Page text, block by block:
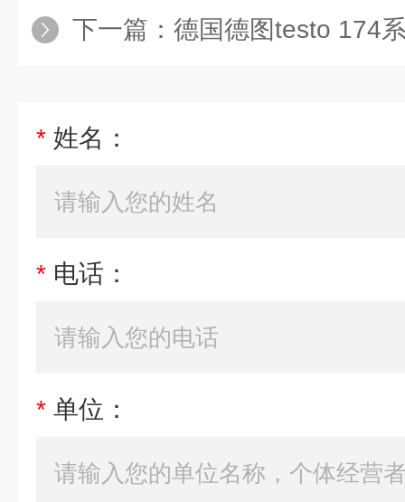
下一篇： 德国德图testo 174系
* 姓名：
* 电话：
* 单位：